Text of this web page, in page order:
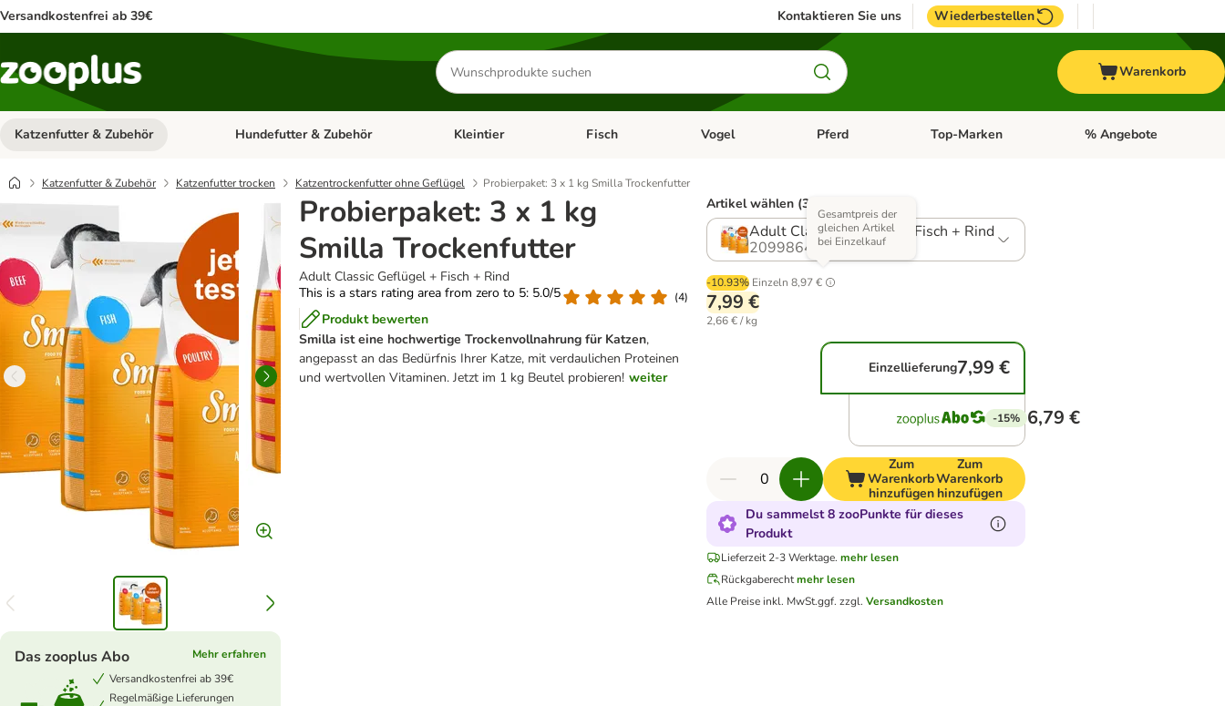
Versandkostenfrei ab 39€ Kontaktieren Sie uns Wiederbestellen
Produkte
suchen
Warenkorb
Katzenfutter & Zubehör Kategorie-Menü öffnen: Katzenfutter & Zubehör
Hundefutter & Zubehör Kategorie-Menü öffnen: Hundefutter & Zubehör
Kleintier Kategorie-Menü öffnen: Kleintier
Fisch Kategorie-Menü öffnen: Fisch
Vogel Kategorie-Menü öffnen: Vogel
Pferd Kategorie-Menü öffnen: Pferd
Top-Marken Kategorie-Menü öffnen:
% Angebote
Katzenfutter & Zubehör Katzenfutter trocken Katzentrockenfutter ohne Geflügel Probierpaket: 3 x 1 kg Smilla Trockenfutter
Probierpaket: 3 x 1 kg
Smilla Trockenfutter
Adult Classic Geflügel + Fisch + Rind
This is a stars rating area from zero to 5: 5.0/5
(4)
Produkt bewerten
Smilla ist eine hochwertige Trockenvollnahrung für Katzen,
angepasst an das Bedürfnis Ihrer Katze, mit verdaulichen Proteinen
und wertvollen Vitaminen. Jetzt im 1 kg Beutel probieren! weiter
Das zooplus Abo
Mehr erfahren
Versandkostenfrei ab 39€
Regelmäßige Lieferungen
Artikel wählen (3 Varianten)
Adult Classic Geflügel + Fisch + Rind
2099864.2
-10.93% Einzeln 8,97 €
Gesamtpreis der
gleichen Artikel
bei Einzelkauf
7,99 €
2,66 € / kg
Einzellieferung7,99 €
-15% 6,79 €
Zum
Warenkorb
hinzufügen
Zum
Warenkorb
hinzufügen
Du sammelst 8 zooPunkte für dieses
Produkt
Lieferzeit 2-3 Werktage. mehr lesen
Rückgaberechtmehr lesen
Alle Preise inkl. MwSt.ggf. zzgl.Versandkosten